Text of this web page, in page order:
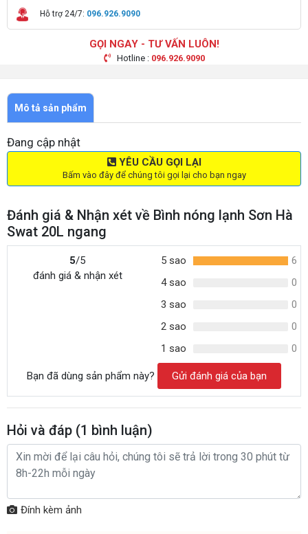
Hỗ trợ 24/7: 096.926.9090
GỌI NGAY - TƯ VẤN LUÔN!
Hotline : 096.926.9090
Mô tả sản phẩm
Đang cập nhật
YÊU CẦU GỌI LẠI
Bấm vào đây để chúng tôi gọi lại cho bạn ngay
Đánh giá & Nhận xét về Bình nóng lạnh Sơn Hà
Swat 20L ngang
5/5
đánh giá & nhận xét
5 sao
6
4 sao
0
3 sao
0
2 sao
0
1 sao
0
Bạn đã dùng sản phẩm này? Gửi đánh giá của bạn
Hỏi và đáp (1 bình luận)
Đính kèm ảnh